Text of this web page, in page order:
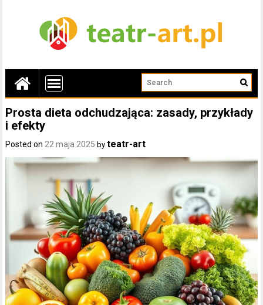
Prosta dieta odchudzająca: zasady, przykłady
i efekty
Posted on 22 maja 2025 byteatr-art